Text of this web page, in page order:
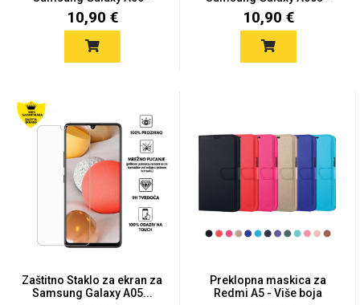
Više...
10,90 €
Viš...
10,90 €
Zaštitno Staklo za ekran za
Samsung Galaxy A05...
Preklopna maskica za
Redmi A5 - Više boja